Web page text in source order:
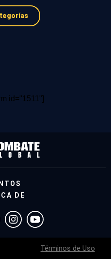
id="1511"]
DE
Términos de Uso